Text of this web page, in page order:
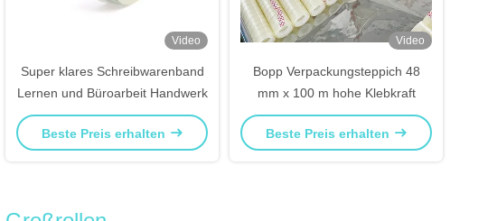
Video
Super klares Schreibwarenband
Lernen und Büroarbeit Handwerk
Beste Preis erhalten
Video
Bopp Verpackungsteppich 48
mm x 100 m hohe Klebkraft
Beste Preis erhalten